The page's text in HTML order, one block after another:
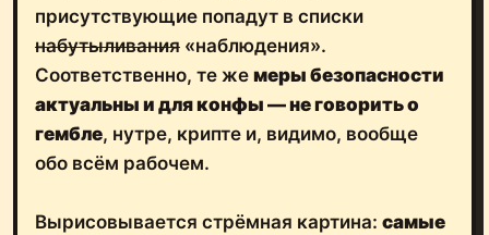
присутствующие попадут в списки
набутыливания «наблюдения».
Соответственно, те же меры безопасности
актуальны и для конфы — не говорить о
гембле, нутре, крипте и, видимо, вообще
обо всём рабочем.
Вырисовывается стрёмная картина: самые